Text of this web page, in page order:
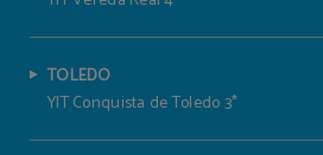
TOLEDO
YIT Conquista de Toledo 3*